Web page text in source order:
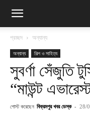
প্রচ্ছদ অন্যান্য
অন্যান্য শিল্প ও সাহিত্য
সুবর্ণা সেঁজুতি
“মাউন্ট
পোস্ট করেছেন বিক্রমপুর খবর ডেস্ক - 28/